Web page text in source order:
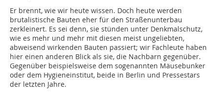
Er brennt, wie wir heute wissen. Doch heute werden
brutalistische Bauten eher für den Straßenunterbau
zerkleinert. Es sei denn, sie stünden unter Denkmalschutz,
wie es mehr und mehr mit diesen meist ungeliebten,
abweisend wirkenden Bauten passiert; wir Fachleute haben
hier einen anderen Blick als sie, die Nachbarn gegenüber.
Gegenüber beispielsweise dem sogenannten Mäusebunker
oder dem Hygieneinstitut, beide in Berlin und Pressestars
der letzten Jahre.